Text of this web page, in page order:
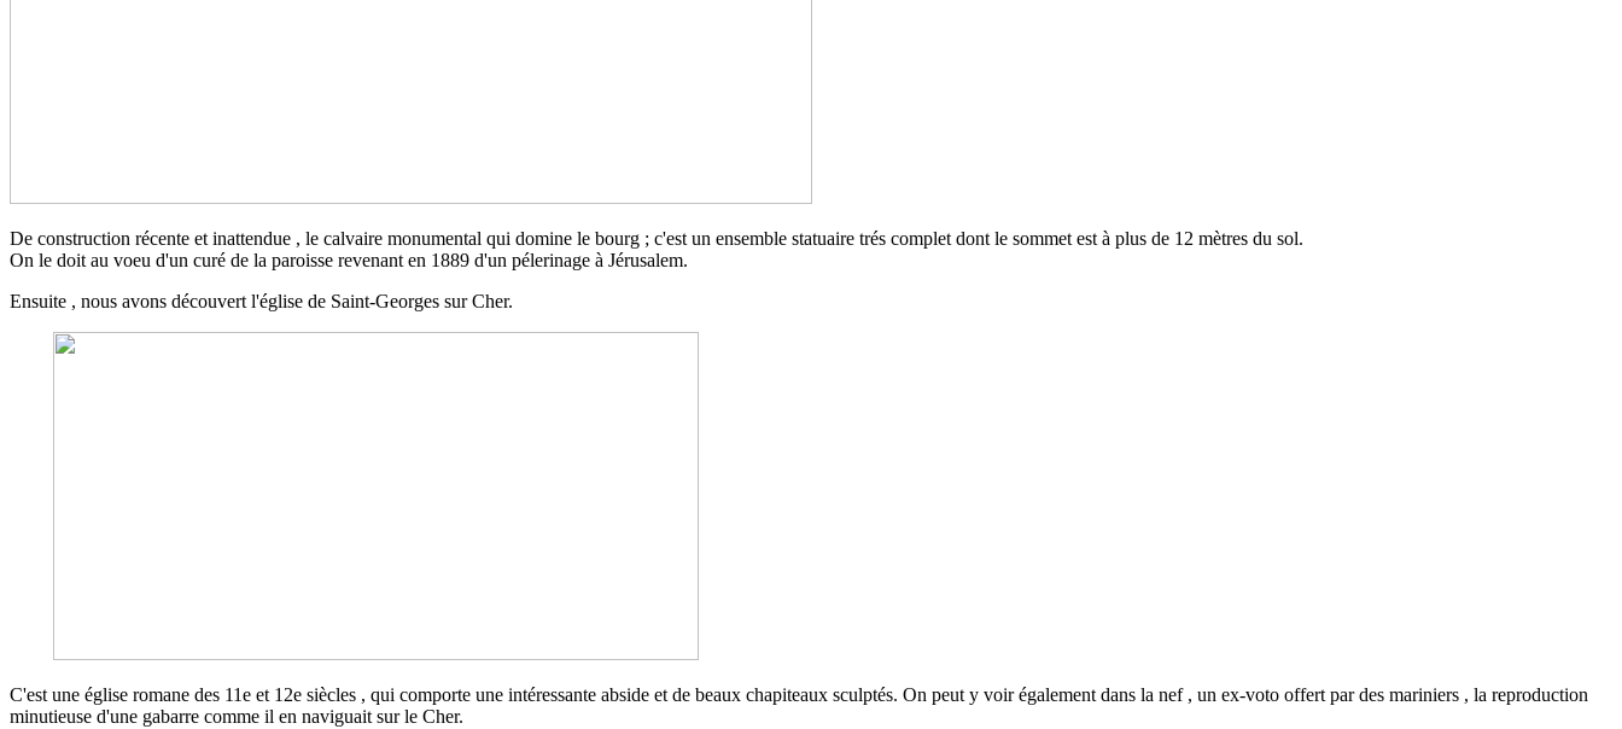
De construction récente et inattendue , le calvaire monumental qui domine le bourg ; c'est un ensemble statuaire trés complet dont le sommet est à plus de 12 mètres du sol.
On le doit au voeu d'un curé de la paroisse revenant en 1889 d'un pélerinage à Jérusalem.
Ensuite , nous avons découvert l'église de Saint-Georges sur Cher.
C'est une église romane des 11e et 12e siècles , qui comporte une intéressante abside et de beaux chapiteaux sculptés. On peut y voir également dans la nef , un ex-voto offert par des mariniers , la reproduction
minutieuse d'une gabarre comme il en naviguait sur le Cher.